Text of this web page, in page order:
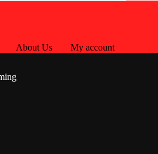
About Us
My account